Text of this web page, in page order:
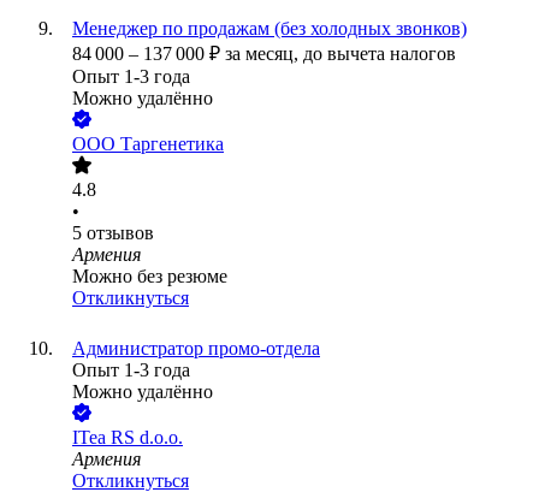
Менеджер по продажам (без холодных звонков)
84 000 – 137 000 ₽ за месяц, до вычета налогов
Опыт 1-3 года
Можно удалённо
ООО Таргенетика
4.8
•
5 отзывов
Армения
Можно без резюме
Откликнуться
Администратор промо-отдела
Опыт 1-3 года
Можно удалённо
ITea RS d.o.o.
Армения
Откликнуться